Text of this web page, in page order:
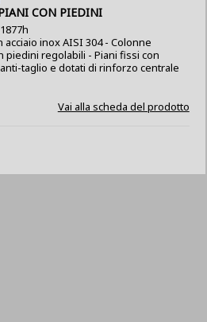
CON PIEDINI
inox AISI 304 - Colonne
piedini regolabili - Piani fissi con
taglio e dotati di rinforzo centrale
Vai alla scheda del prodotto